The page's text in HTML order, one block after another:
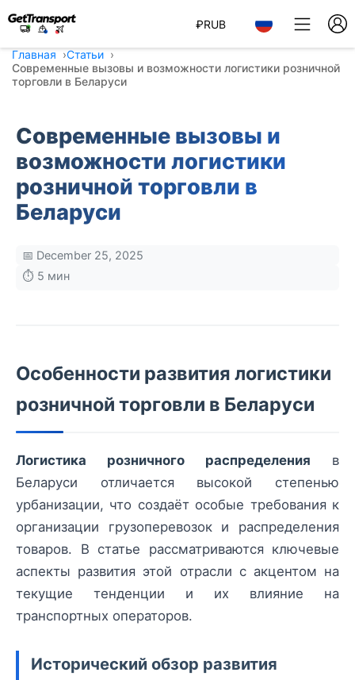
₽RUB
Главная
Статьи
Современные вызовы и возможности логистики розничной
торговли в Беларуси
Современные вызовы и
возможности логистики
розничной торговли в
Беларуси
📅 December 25, 2025
⏱️ 5 мин
Особенности развития логистики
розничной торговли в Беларуси
Логистика розничного распределения в
Беларуси отличается высокой степенью
урбанизации, что создаёт особые требования к
организации грузоперевозок и распределения
товаров. В статье рассматриваются ключевые
аспекты развития этой отрасли с акцентом на
текущие тенденции и их влияние на
транспортных операторов.
Исторический обзор развития